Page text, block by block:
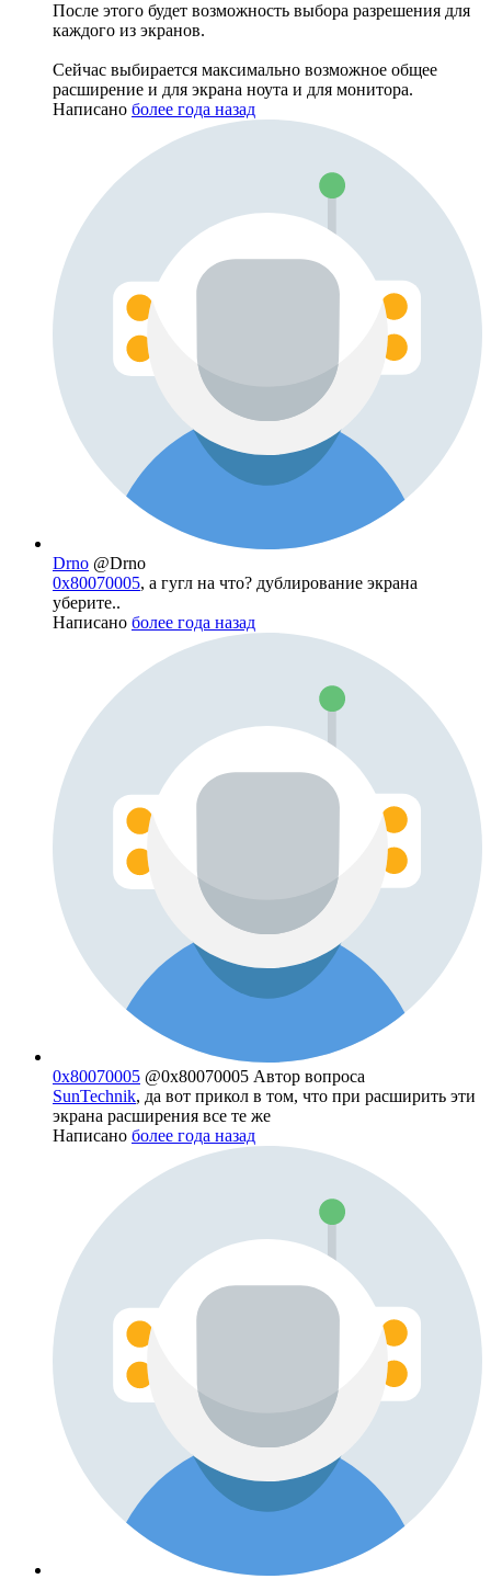
После этого будет возможность выбора разрешения для
каждого из экранов.
Сейчас выбирается максимально возможное общее
расширение и для экрана ноута и для монитора.
Написано более года назад
Drno @Drno
0x80070005, а гугл на что? дублирование экрана
уберите..
Написано более года назад
0x80070005 @0x80070005 Автор вопроса
SunTechnik, да вот прикол в том, что при расширить эти
экрана расширения все те же
Написано более года назад